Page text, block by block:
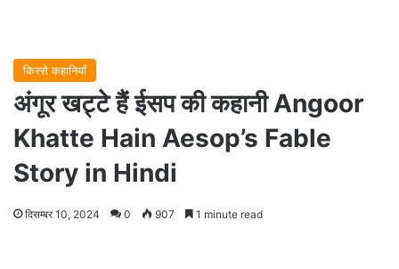
किस्से कहानियाँ
अंगूर खट्टे हैं ईसप की कहानी Angoor
Khatte Hain Aesop’s Fable
Story in Hindi
दिसम्बर 10, 2024 0 907 1 minute read